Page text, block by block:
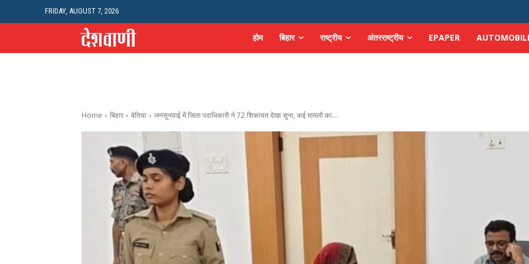
FRIDAY, AUGUST 7, 2026
होम बिहार राष्ट्रीय अंतरराष्ट्रीय EPAPER
Home बिहार बेतिया जनसुनवाई में जिला पदाधिकारी ने 72 शिकायत देखा सुना, कई मामलों का...